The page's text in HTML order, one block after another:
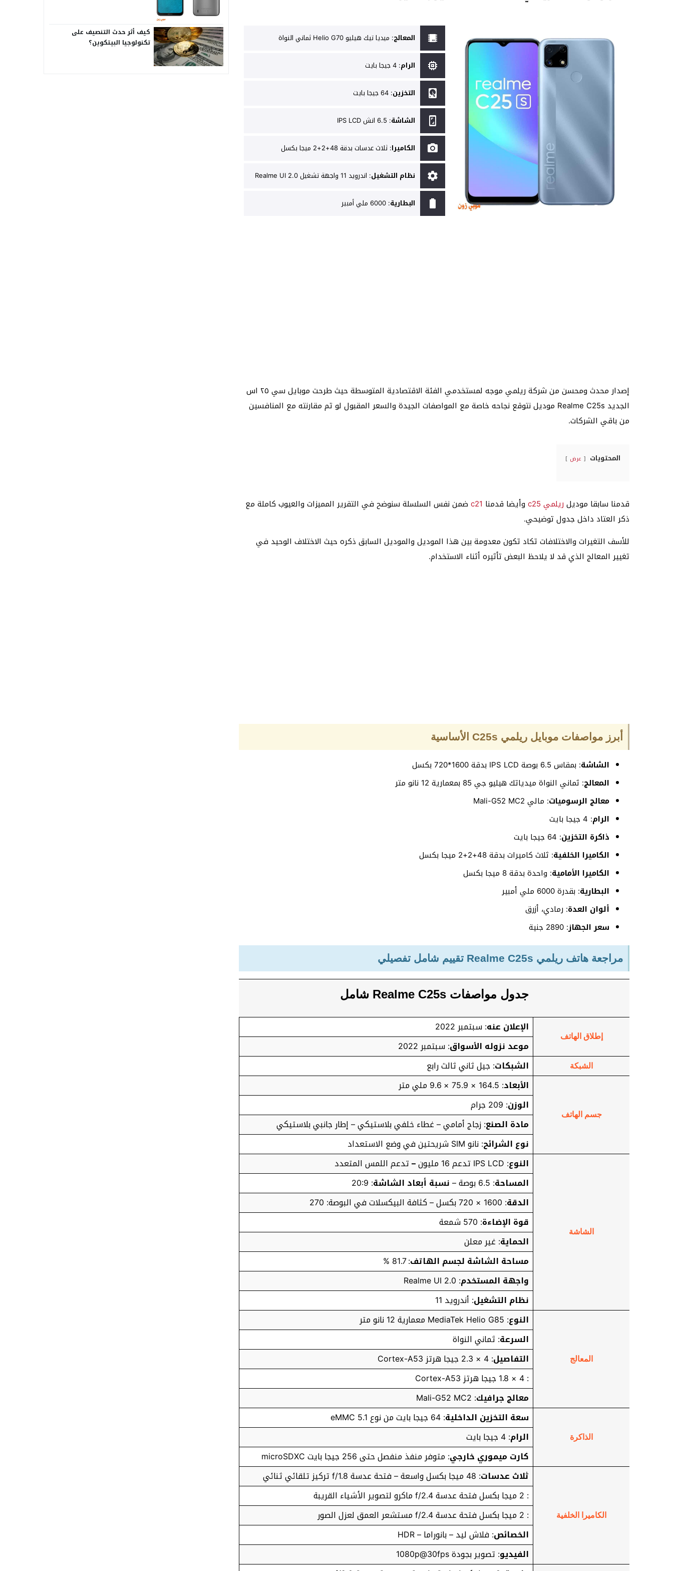
المعالج: ميديا تيك هيليو Helio G70 ثماني النواة
الرام: 4 جيجا بايت
التخزين: 64 جيجا بايت
الشاشة: 6.5 انش IPS LCD
الكاميرا: ثلاث عدسات بدقة 48+2+2 ميجا بكسل
نظام التشغيل: اندرويد 11 واجهة تشغيل Realme UI 2.0
البطارية: 6000 ملي أمبير
إصدار محدث ومحسن من شركة ريلمي موجه لمستخدمي الفئة الاقتصادية المتوسطة حيث طرحت موبايل سي ٢٥ اس
الجديد Realme C25s موديل نتوقع نجاحه خاصة مع المواصفات الجيدة والسعر المقبول لو تم مقارنته مع المنافسين
من باقي الشركات.
المحتويات عرض
قدمنا سابقا موديل ريلمي c25 وأيضا قدمنا c21 ضمن نفس السلسلة سنوضح في التقرير المميزات والعيوب كاملة مع
ذكر العتاد داخل جدول توضيحي.
للأسف التغيرات والاختلافات تكاد تكون معدومة بين هذا الموديل والموديل السابق ذكره حيث الاختلاف الوحيد في
تغيير المعالج الذي قد لا يلاحظ البعض تأثيره أثناء الاستخدام.
أبرز مواصفات موبايل ريلمي C25s الأساسية
الشاشة: بمقاس 6.5 بوصة IPS LCD بدقة 1600*720 بكسل
المعالج: ثماني النواة ميدياتك هيليو جي 85 بمعمارية 12 نانو متر
معالج الرسوميات: مالي Mali-G52 MC2
الرام: 4 جيجا بايت
ذاكرة التخزين: 64 جيجا بايت
الكاميرا الخلفية: ثلاث كاميرات بدقة 48+2+2 ميجا بكسل
الكاميرا الأمامية: واحدة بدقة 8 ميجا بكسل
البطارية: بقدرة 6000 ملي أمبير
ألوان العدة: رمادي، أزرق
سعر الجهاز: 2890 جنية
مراجعة هاتف ريلمي Realme C25s تقييم شامل تفصيلي
جدول مواصفات Realme C25s شامل
إطلاق الهاتف
الإعلان عنه: سبتمبر 2022
موعد نزوله الأسواق: سبتمبر 2022
الشبكة الشبكات: جيل ثاني ثالث رابع
جسم الهاتف
الأبعاد: 164.5 × 75.9 × 9.6 ملي متر
الوزن: 209 جرام
مادة الصنع: زجاج أمامي – غطاء خلفي بلاستيكي – إطار جانبي بلاستيكي
نوع الشرائح: نانو SIM شريحتين في وضع الاستعداد
الشاشة
النوع: IPS LCD تدعم 16 مليون –تدعم اللمس المتعدد
المساحة: 6.5 بوصة – نسبة أبعاد الشاشة: 20:9
الدقة: 1600 × 720 بكسل – كثافة البيكسلات في البوصة: 270
قوة الإضاءة: 570 شمعة
الحماية: غير معلن
مساحة الشاشة لجسم الهاتف: 81.7 %
واجهة المستخدم: Realme UI 2.0
نظام التشغيل: أندرويد 11
المعالج
النوع: MediaTek Helio G85 معمارية 12 نانو متر
السرعة: ثماني النواة
التفاصيل: 4 × 2.3 جيجا هرتز Cortex-A53
: 4 × 1.8 جيجا هرتز Cortex-A53
معالج جرافيك: Mali-G52 MC2
الذاكرة
سعة التخزين الداخلية: 64 جيجا بايت من نوع eMMC 5.1
الرام: 4 جيجا بايت
كارت ميموري خارجي: متوفر منفذ منفصل حتى 256 جيجا بايت microSDXC
الكاميرا الخلفية
ثلاث عدسات: 48 ميجا بكسل واسعة – فتحة عدسة f/1.8 تركيز تلقائي ثنائي
: 2 ميجا بكسل فتحة عدسة f/2.4 ماكرو لتصوير الأشياء القريبة
: 2 ميجا بكسل فتحة عدسة f/2.4 مستشعر العمق لعزل الصور
الخصائص: فلاش ليد – بانوراما – HDR
الفيديو: تصوير بجودة 1080p@30fps
كيف أثر حدث التنصيف على
تكنولوجيا البيتكوين؟